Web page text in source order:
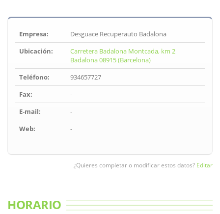
Empresa:
Desguace Recuperauto Badalona
Ubicación:
Carretera Badalona Montcada, km 2
Badalona 08915 (Barcelona)
Teléfono:
934657727
Fax:
-
E-mail:
-
Web:
-
¿Quieres completar o modificar estos datos? Editar
HORARIO